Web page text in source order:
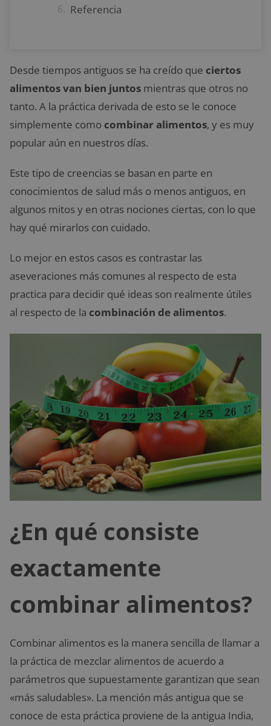
Referencia
Desde tiempos antiguos se ha creído que ciertos
alimentos van bien juntos mientras que otros no
tanto. A la práctica derivada de esto se le conoce
simplemente como combinar alimentos, y es muy
popular aún en nuestros días.
Este tipo de creencias se basan en parte en
conocimientos de salud más o menos antiguos, en
algunos mitos y en otras nociones ciertas, con lo que
hay qué mirarlos con cuidado.
Lo mejor en estos casos es contrastar las
aseveraciones más comunes al respecto de esta
practica para decidir qué ideas son realmente útiles
al respecto de la combinación de alimentos.
¿En qué consiste
exactamente
combinar alimentos?
Combinar alimentos es la manera sencilla de llamar a
la práctica de mezclar alimentos de acuerdo a
parámetros que supuestamente garantizan que sean
«más saludables». La mención más antigua que se
conoce de esta práctica proviene de la antigua India,